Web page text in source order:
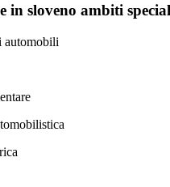
in sloveno ambiti
automobili